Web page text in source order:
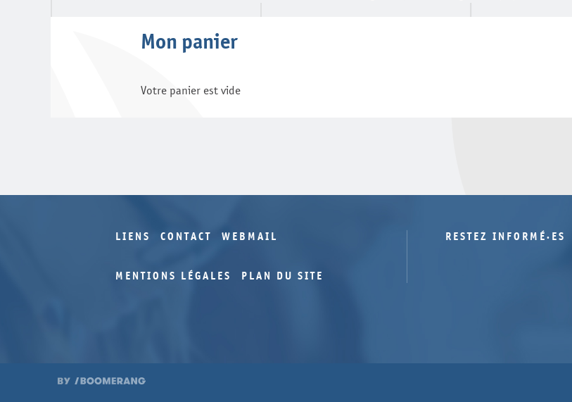
Mon panier
Votre panier est vide
LIENS CONTACT WEBMAIL
MENTIONS LÉGALES PLAN DU SITE
RESTEZ INFORMÉ·ES